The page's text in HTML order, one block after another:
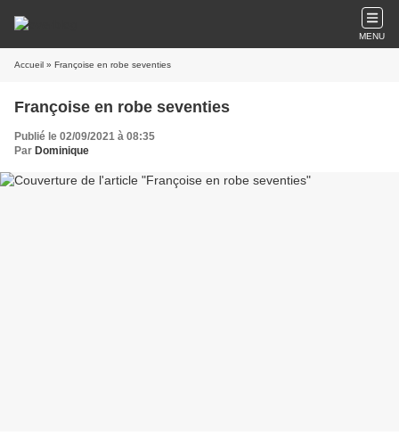
MENU
Accueil » Françoise en robe seventies
Françoise en robe seventies
Publié le 02/09/2021 à 08:35
Par Dominique